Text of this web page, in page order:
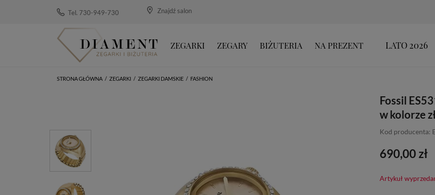
Tel. 730-949-730 Znajdź salon
ZEGARKI ZEGARY BIŻUTERIA NA PREZENT LATO 2026
STRONA GŁÓWNA / ZEGARKI / ZEGARKI DAMSKIE / FASHION
Fossil
w kolorze
Kod producenta:
690,00 zł
Artykuł